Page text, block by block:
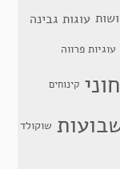
עוגות גבינה
עוגיות פרווה
קינוחים
שוקולד